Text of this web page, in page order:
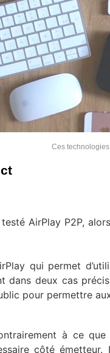
Ces
AirPlay P2P,
qui permet
dans deux cas
pour permettre
à ce
côté